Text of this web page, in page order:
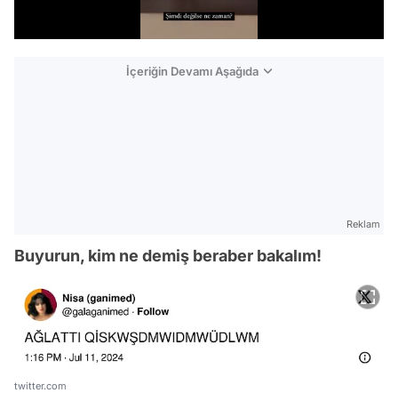
İçeriğin Devamı Aşağıda
Reklam
Buyurun, kim ne demiş beraber bakalım!
twitter.com